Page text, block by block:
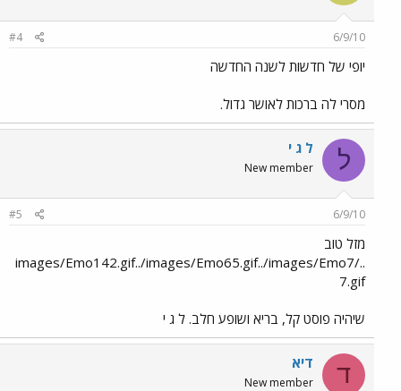
6/9/10
#4
יופי של חדשות לשנה החדשה
מסרי לה ברכות לאושר גדול.
ל ל ג י
New member
6/9/10
#5
מזל טוב
../images/Emo142.gif../images/Emo65.gif../images/Emo7
7.gif
שיהיה פוסט קל, בריא ושופע חלב. ל ג י
ד דיא
New member